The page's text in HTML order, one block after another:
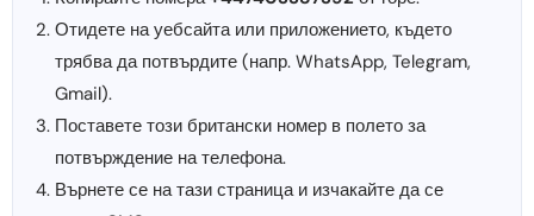
Отидете на уебсайта или приложението, където
трябва да потвърдите (напр. WhatsApp, Telegram,
Gmail).
Поставете този британски номер в полето за
потвърждение на телефона.
Върнете се на тази страница и изчакайте да се